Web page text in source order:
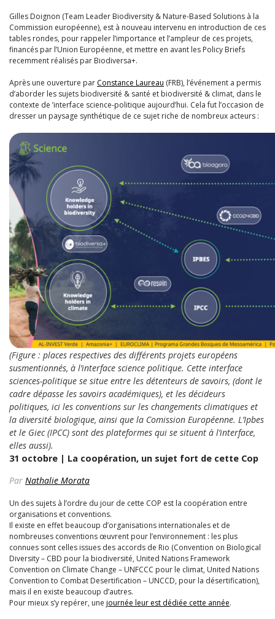
Gilles Doignon (Team Leader Biodiversity & Nature-Based Solutions à la
Commission européenne), est à nouveau intervenu en introduction de ces
tables rondes, pour rappeler l’importance et l’ampleur de ces projets,
financés par l’Union Européenne, et mettre en avant les Policy Briefs
recemment réalisés par Biodiversa+.
Après une ouverture par Constance Laureau (FRB), l’événement a permis
d’aborder les sujets biodiversité & santé et biodiversité & climat, dans le
contexte de ’interface science-politique aujourd’hui. Cela fut l’occasion de
dresser un paysage synthétique de ce sujet riche de nombreux acteurs :
(Figure : places respectives des différents projets européens
susmentionnés, à l’interface science politique. Cette interface
sciences-politique se situe entre les détenteurs de savoirs, (dont le
cadre dépasse les savoirs académiques), et les décideurs
politiques, ici les conventions sur les changements climatiques et
la diversité biologique, ainsi que la Comission Européenne. L’Ipbes
et le Giec(IPCC) sont des plateformes qui se situent à l’interface,
elles aussi).
31 octobre | La coopération, un sujet fort de cette Cop
Par Nathalie Morata
Un des sujets à l’ordre du jour de cette COP est la coopération entre
organisations et conventions.
Il existe en effet beaucoup d’organisations internationales et de
nombreuses conventions œuvrent pour l’environnement : les plus
connues sont celles issues des accords de Rio (Convention on Biological
Diversity – CBD pour la biodiversité, United Nations Framework
Convention on Climate Change – UNFCCC pour le climat, United Nations
Convention to Combat Desertification – UNCCD, pour la désertification),
mais il en existe beaucoup d’autres.
Pour mieux s’y repérer, une journée leur est dédiée cette année.